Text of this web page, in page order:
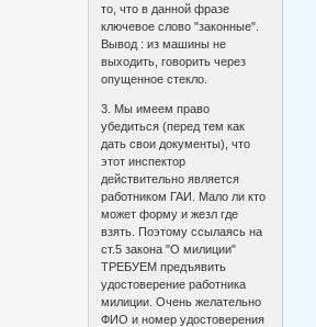
то, что в данной фразе
ключевое слово "законные".
Вывод : из машины не
выходить, говорить через
опущенное стекло.
3. Мы имеем право
убедиться (перед тем как
дать свои документы), что
этот инспектор
действительно является
работником ГАИ. Мало ли кто
может форму и жезл где
взять. Поэтому ссылаясь на
ст.5 закона "О милиции"
ТРЕБУЕМ предъявить
удостоверение работника
милиции. Очень желательно
ФИО и номер удостоверения